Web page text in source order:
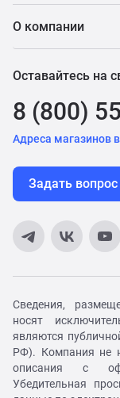
О компании
Оставайтесь на
8 (800)
Адреса магазинов
Задать вопрос
Сведения,
носят
являются
РФ). Компания не
описания с
Убедительная